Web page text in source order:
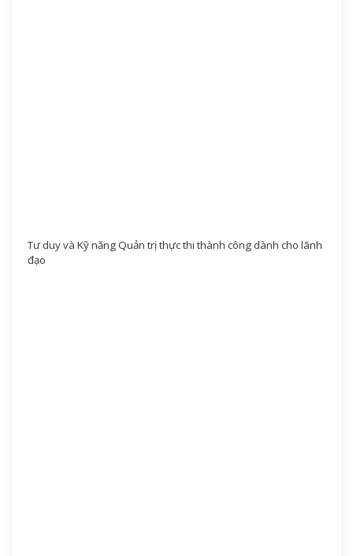
Tư duy và Kỹ năng Quản trị thực thi thành công dành cho lãnh
đạo